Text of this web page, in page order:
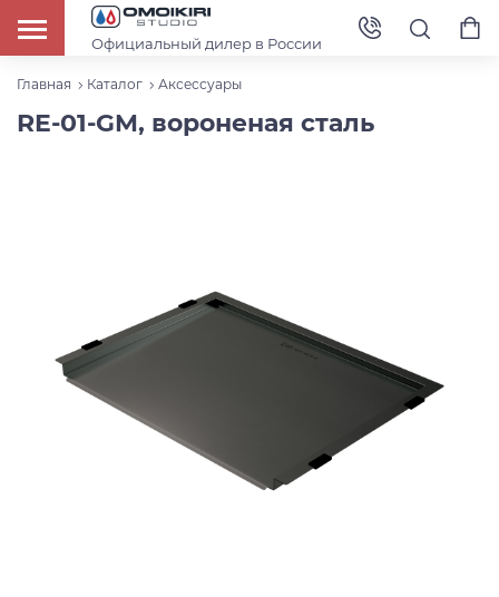
Официальный дилер в России
Главная Каталог Аксессуары
RE-01-GM, вороненая сталь